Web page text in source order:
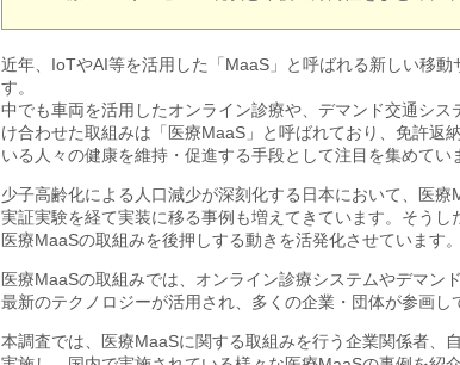
近年、IoTやAI等を活用した「MaaS」と呼ばれる新しい移
す。
中でも車両を活用したオンライン診療や、デマンド交通シ
け合わせた取組みは「医療MaaS」と呼ばれており、免許返
いる人々の健康を維持・促進する手段として注目を集めてい
少子高齢化による人口減少が深刻化する日本において、医療
実証実験を経て実装に移る事例も増えてきています。そうし
医療MaaSの取組みを後押しする動きを活発化させています。
医療MaaSの取組みでは、オンライン診療システムやデマン
最新のテクノロジーが活用され、多くの企業・団体が参画し
本調査では、医療MaaSに関する取組みを行う企業関係者、